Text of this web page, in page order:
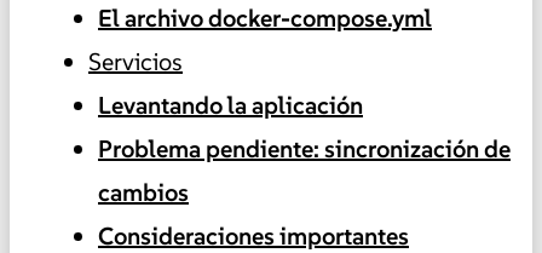
El archivo docker-compose.yml
Servicios
Levantando la aplicación
Problema pendiente: sincronización de
cambios
Consideraciones importantes